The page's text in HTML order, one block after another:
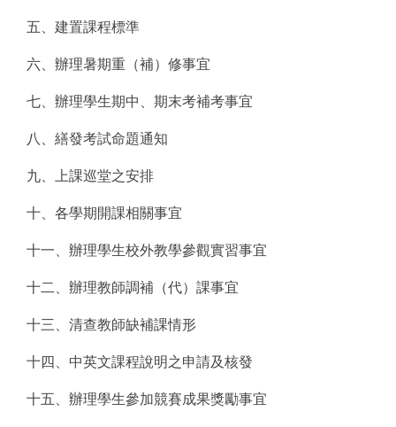
五、建置課程標準
六、辦理暑期重（補）修事宜
七、辦理學生期中、期末考補考事宜
八、繕發考試命題通知
九、上課巡堂之安排
十、各學期開課相關事宜
十一、辦理學生校外教學參觀實習事宜
十二、辦理教師調補（代）課事宜
十三、清查教師缺補課情形
十四、中英文課程說明之申請及核發
十五、辦理學生參加競賽成果獎勵事宜